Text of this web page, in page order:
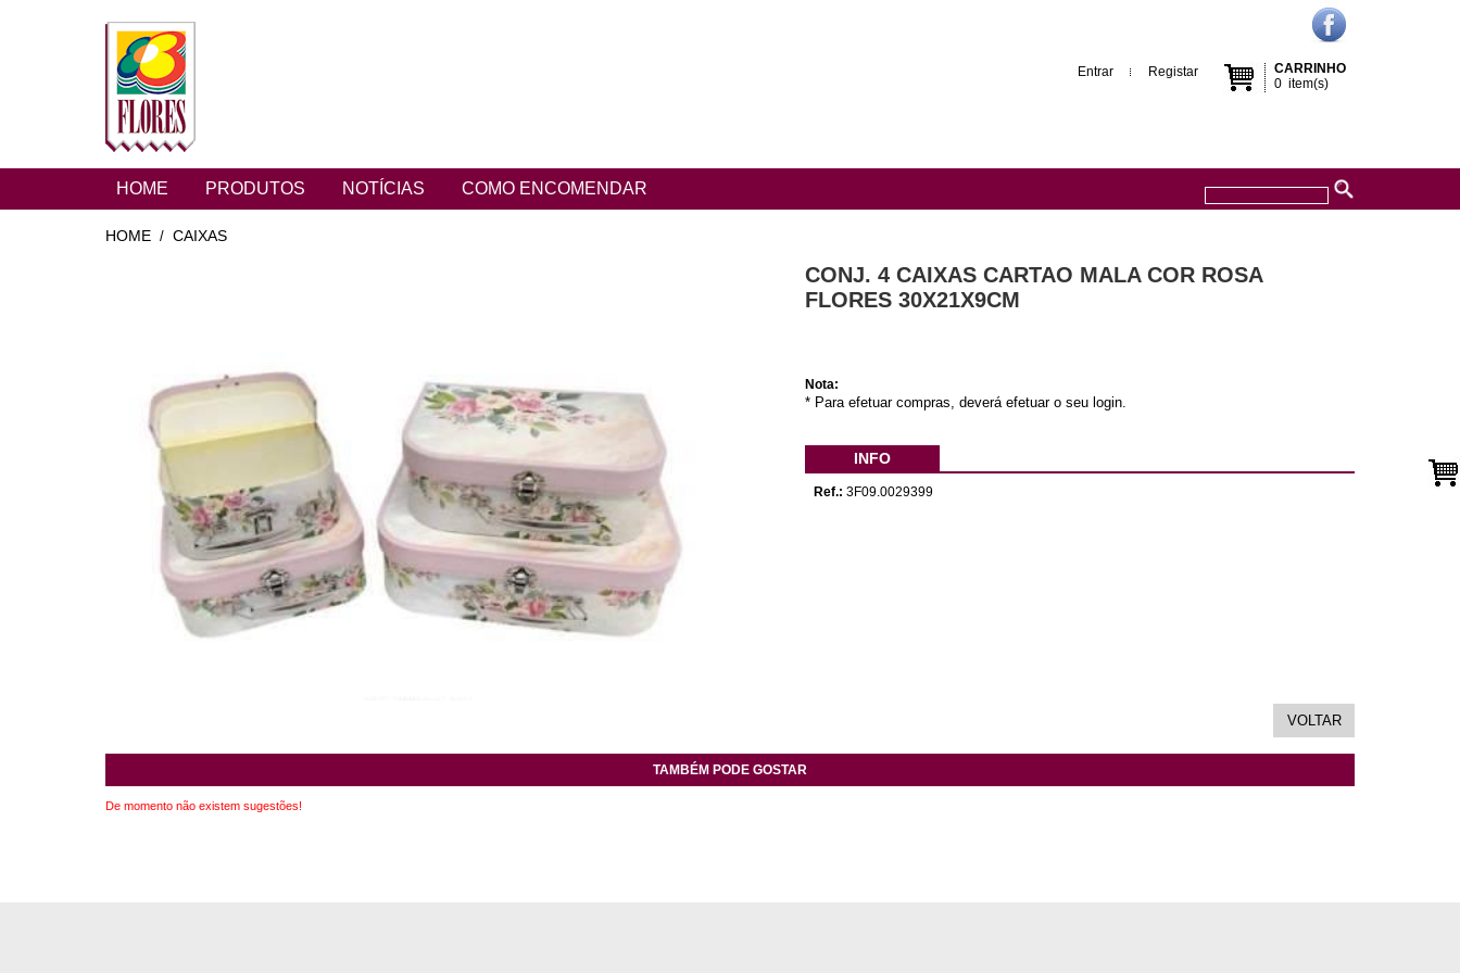
CARRINHO
0 item(s)
Entrar Registar
HOME PRODUTOS NOTÍCIAS COMO ENCOMENDAR
HOME / CAIXAS
CONJ. 4 CAIXAS CARTAO MALA COR ROSA
FLORES 30X21X9CM
Nota:
* Para efetuar compras, deverá efetuar o seu login.
INFO
Ref.: 3F09.0029399
TAMBÉM PODE GOSTAR
De momento não existem sugestões!